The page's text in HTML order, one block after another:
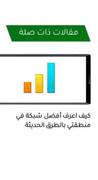
مقالات ذات صلة
كيف اعرف أفضل شبكة في
منطقتي بالطرق الحديثة